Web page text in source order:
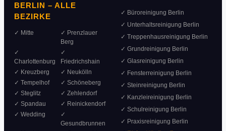
BERLIN – ALLE
BEZIRKE
✓ Mitte
✓ Prenzlauer
Berg
✓
Charlottenburg
✓
Friedrichshain
✓ Kreuzberg
✓ Neukölln
✓ Tempelhof
✓ Schöneberg
✓ Steglitz
✓ Zehlendorf
✓ Spandau
✓ Reinickendorf
✓ Wedding
✓
Gesundbrunnen
✓ Büroreinigung Berlin
✓ Unterhaltsreinigung Berlin
✓ Treppenhausreinigung Berlin
✓ Grundreinigung Berlin
✓ Glasreinigung Berlin
✓ Fensterreinigung Berlin
✓ Steinreinigung Berlin
✓ Kanzleireinigung Berlin
✓ Schulreinigung Berlin
✓ Praxisreinigung Berlin